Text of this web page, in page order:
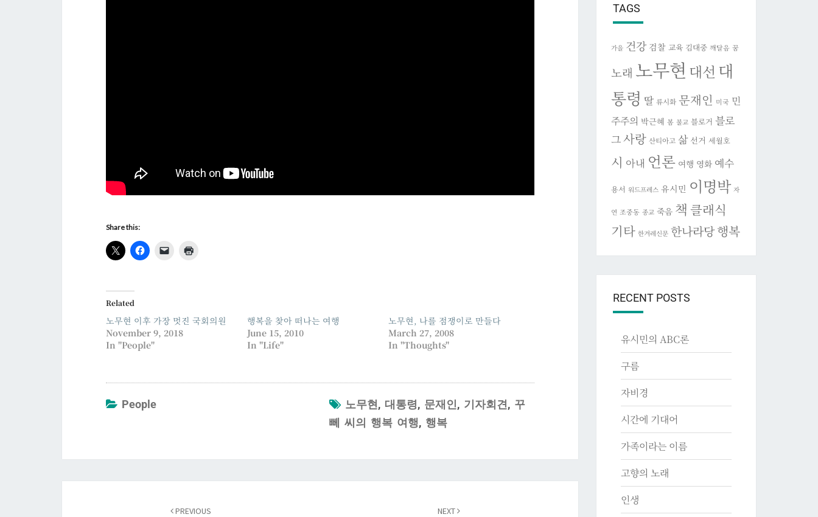
Share this:
Related
노무현 이후 가장 멋진 국회의원
November 9, 2018
In "People"
행복을 찾아 떠나는 여행
June 15, 2010
In "Life"
노무현, 나를 점쟁이로 만들다
March 27, 2008
In "Thoughts"
People 노무현 , 대통령, 문재인, 기자회견 , 꾸
뻬 씨의 행복 여행, 행복
PREVIOUS NEXT
TAGS
가을 건강 검찰 교육 김대중 깨달음 꿈
노래 노무현 대선 대
통령 딸 류시화 문재인 미국 민
주주의 박근혜 봄 불교 블로거 블로
그사랑 산티아고 삶 선거 세월호
시 아내 언론 여행 영화 예수
용서 워드프레스 유시민 이명박 자
연 조중동 종교 죽음 책 클래식
기타 한겨레신문 한나라당 행복
RECENT POSTS
유시민의 ABC론
구름
자비경
시간에 기대어
가족이라는 이름
고향의 노래
인생